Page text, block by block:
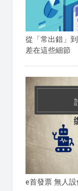
從「常出錯」
差在這些細節
e首發票 無人